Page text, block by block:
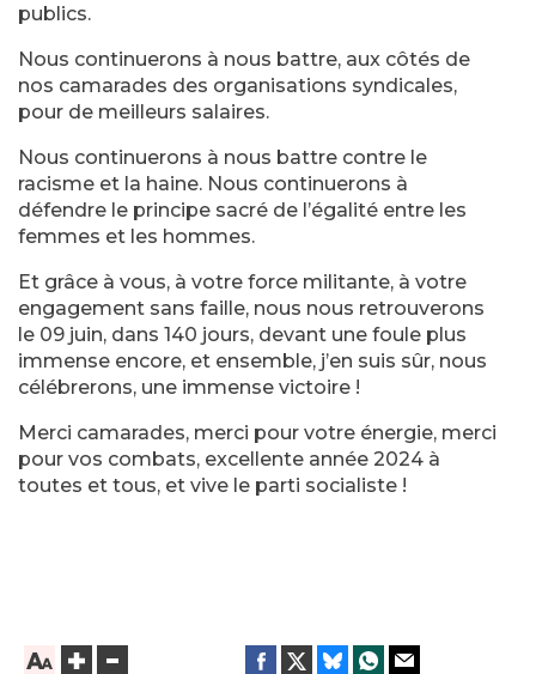
publics.
Nous continuerons à nous battre, aux côtés de
nos camarades des organisations syndicales,
pour de meilleurs salaires.
Nous continuerons à nous battre contre le
racisme et la haine. Nous continuerons à
défendre le principe sacré de l’égalité entre les
femmes et les hommes.
Et grâce à vous, à votre force militante, à votre
engagement sans faille, nous nous retrouverons
le 09 juin, dans 140 jours, devant une foule plus
immense encore, et ensemble, j’en suis sûr, nous
célébrerons, une immense victoire !
Merci camarades, merci pour votre énergie, merci
pour vos combats, excellente année 2024 à
toutes et tous, et vive le parti socialiste !